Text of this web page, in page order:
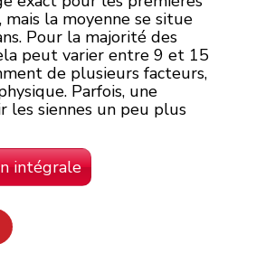
la moyenne se situe
Pour la majorité des
peut varier entre 9 et 15
de plusieurs facteurs,
Parfois, une
les siennes un peu plus
intégrale